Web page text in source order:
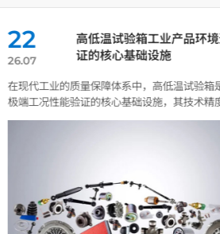
22
26.07
高低温试验箱工业产品环
证的核心基础设施
在现代工业的质量保障体系中，高低温试验箱
极端工况性能验证的核心基础设施，其技术精
了高端制造 […]